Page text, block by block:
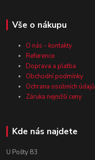
Vše o nákupu
O nás - kontakty
Reference
Doprava a platba
Obchodní podmínky
Ochrana osobních údajů
Záruka nejnižší ceny
Kde nás najdete
U Pošty 83